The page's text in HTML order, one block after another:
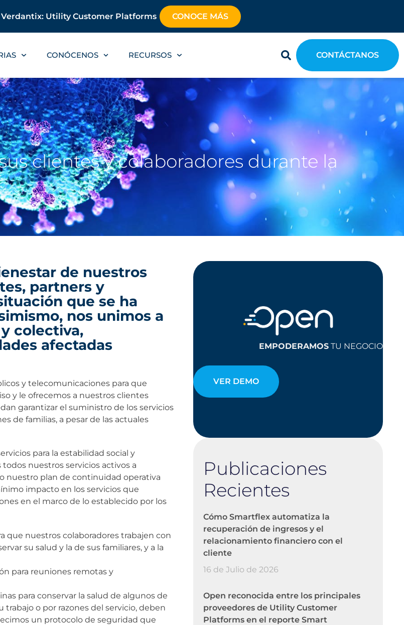
Utility Customer Platforms CONOCE MÁS
CONÓCENOS RECURSOS CONTÁCTANOS
clientes y colaboradores durante la
de nuestros
partners y
que se ha
nos unimos a
colectiva,
afectadas
y telecomunicaciones para que
y le ofrecemos a nuestros clientes
garantizar el suministro de los servicios
de familias, a pesar de las actuales
para la estabilidad social y
nuestros servicios activos a
nuestro plan de continuidad operativa
impacto en los servicios que
en el marco de lo establecido por los
que nuestros colaboradores trabajen con
su salud y la de sus familiares, y a la
para reuniones remotas y
para conservar la salud de algunos de
trabajo o por razones del servicio, deben
un protocolo de seguridad que
EMPODERAMOS TU NEGOCIO
VER DEMO
Publicaciones
Recientes
Cómo Smartflex automatiza la
recuperación de ingresos y el
relacionamiento financiero con el
cliente
16 de Julio de 2026
Open reconocida entre los principales
proveedores de Utility Customer
Platforms en el reporte Smart